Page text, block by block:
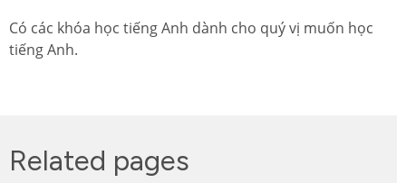
Có các khóa học tiếng Anh dành cho quý vị muốn học
tiếng Anh.
Related pages